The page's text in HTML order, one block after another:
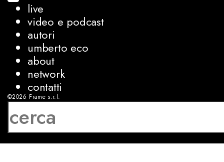
live
video e podcast
autori
umberto eco
about
network
contatti
©2026 Frame s.r.l.
P.IVA 08927250962
sviluppo:Luca Bunino